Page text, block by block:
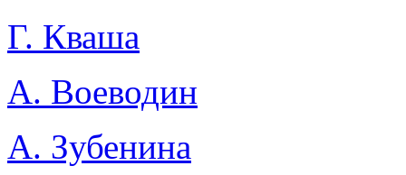
Г. Кваша
А. Воеводин
А. Зубенина